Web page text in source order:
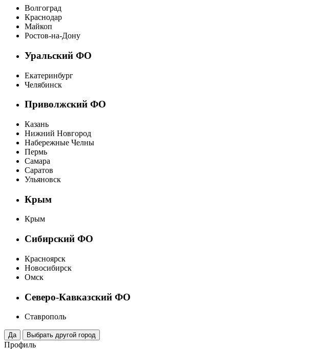
Волгоград
Краснодар
Майкоп
Ростов-на-Дону
Уральский ФО
Екатеринбург
Челябинск
Приволжский ФО
Казань
Нижний Новгород
Набережные Челны
Пермь
Самара
Саратов
Ульяновск
Крым
Крым
Сибирский ФО
Красноярск
Новосибирск
Омск
Северо-Кавказский ФО
Ставрополь
Профиль